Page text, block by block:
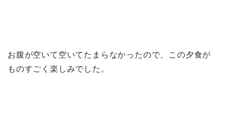
お腹が空いて空いてたまらなかったので、この夕食が
ものすごく楽しみでした。